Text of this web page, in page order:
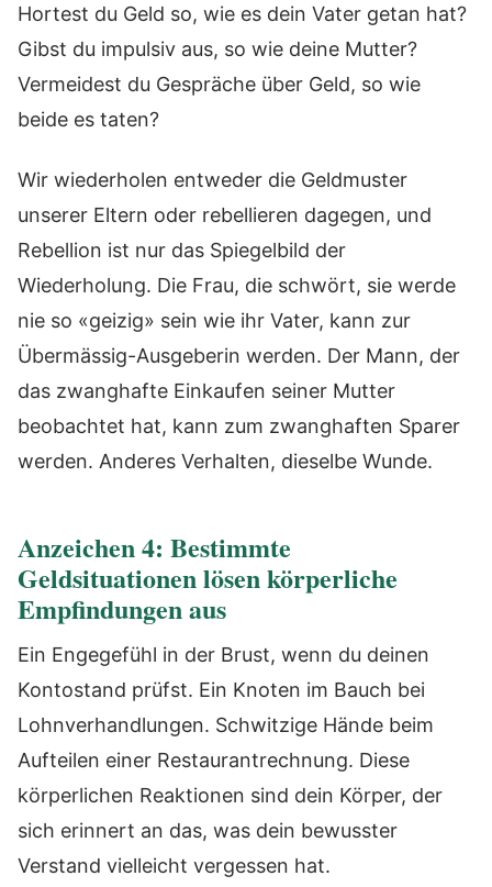
Hortest du Geld so, wie es dein Vater getan hat?
Gibst du impulsiv aus, so wie deine Mutter?
Vermeidest du Gespräche über Geld, so wie
beide es taten?
Wir wiederholen entweder die Geldmuster
unserer Eltern oder rebellieren dagegen, und
Rebellion ist nur das Spiegelbild der
Wiederholung. Die Frau, die schwört, sie werde
nie so «geizig» sein wie ihr Vater, kann zur
Übermässig-Ausgeberin werden. Der Mann, der
das zwanghafte Einkaufen seiner Mutter
beobachtet hat, kann zum zwanghaften Sparer
werden. Anderes Verhalten, dieselbe Wunde.
Anzeichen 4: Bestimmte
Geldsituationen lösen körperliche
Empfindungen aus
Ein Engegefühl in der Brust, wenn du deinen
Kontostand prüfst. Ein Knoten im Bauch bei
Lohnverhandlungen. Schwitzige Hände beim
Aufteilen einer Restaurantrechnung. Diese
körperlichen Reaktionen sind dein Körper, der
sich erinnert an das, was dein bewusster
Verstand vielleicht vergessen hat.